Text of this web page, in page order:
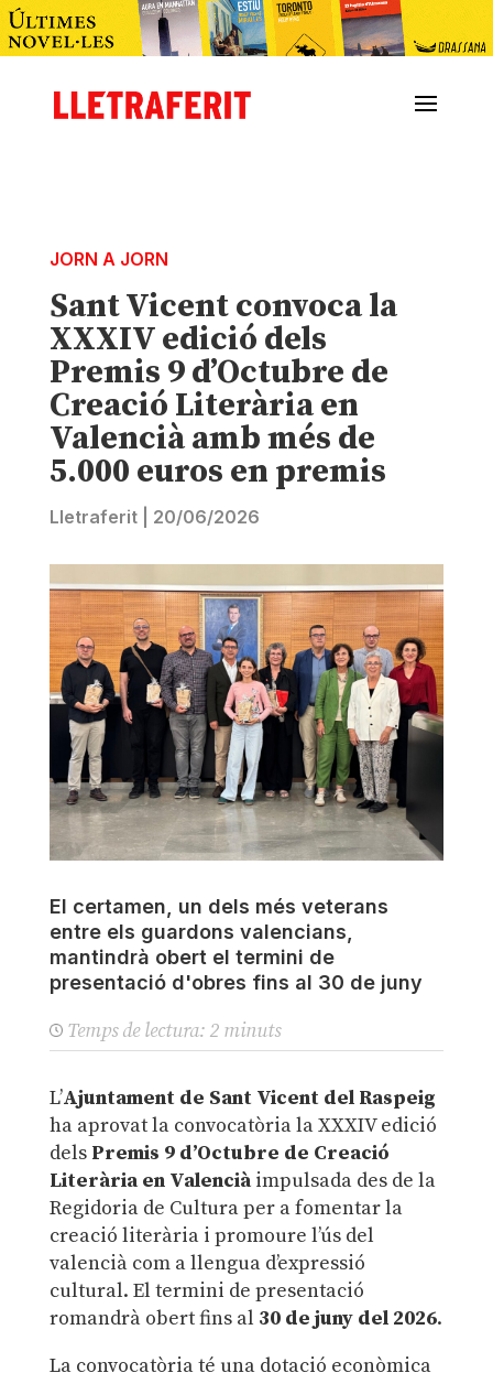
JORN A JORN
Sant Vicent convoca la
XXXIV edició dels
Premis 9 d’Octubre de
Creació Literària en
Valencià amb més de
5.000 euros en premis
Lletraferit| 20/06/2026
El certamen, un dels més veterans
entre els guardons valencians,
mantindrà obert el termini de
presentació d'obres fins al 30 de juny
Temps de lectura: 2 minuts
L’Ajuntament de Sant Vicent del Raspeig
ha aprovat la convocatòria la XXXIV edició
dels Premis 9 d’Octubre de Creació
Literària en Valenciàimpulsada des de la
Regidoria de Cultura per a fomentar la
creació literària i promoure l’ús del
valencià com a llengua d’expressió
cultural. El termini de presentació
romandrà obert fins al 30 de juny del 2026.
La convocatòria té una dotació econòmica